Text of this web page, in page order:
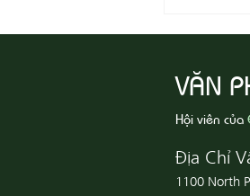
VĂN
Hội viên của
Địa Chỉ
1100 North